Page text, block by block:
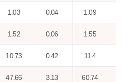
1.03 0.04 1.09
1.52 0.06 1.55
10.73 0.42 11.4
47.66 3.13 60.74